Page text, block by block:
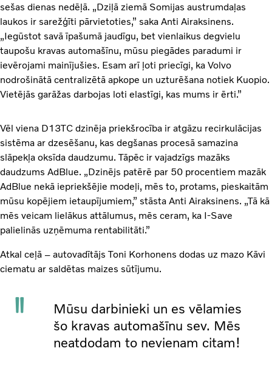
sešas dienas nedēļā. „Dziļā ziemā Somijas austrumdaļas
laukos ir sarežģīti pārvietoties,” saka Anti Airaksinens.
„Iegūstot savā īpašumā jaudīgu, bet vienlaikus degvielu
taupošu kravas automašīnu, mūsu piegādes paradumi ir
ievērojami mainījušies. Esam arī ļoti priecīgi, ka Volvo
nodrošinātā centralizētā apkope un uzturēšana notiek Kuopio.
Vietējās garāžas darbojas loti elastīgi, kas mums ir ērti.”
Vēl viena D13TC dzinēja priekšrocība ir atgāzu recirkulācijas
sistēma ar dzesēšanu, kas degšanas procesā samazina
slāpekļa oksīda daudzumu. Tāpēc ir vajadzīgs mazāks
daudzums AdBlue. „Dzinējs patērē par 50 procentiem mazāk
AdBlue nekā iepriekšējie modeļi, mēs to, protams, pieskaitām
mūsu kopējiem ietaupījumiem,” stāsta Anti Airaksinens. „Tā kā
mēs veicam lielākus attālumus, mēs ceram, ka I-Save
palielinās uzņēmuma rentabilitāti.”
Atkal ceļā – autovadītājs Toni Korhonens dodas uz mazo Kāvi
ciematu ar saldētas maizes sūtījumu.
Mūsu darbinieki un es vēlamies
šo kravas automašīnu sev. Mēs
neatdodam to nevienam citam!